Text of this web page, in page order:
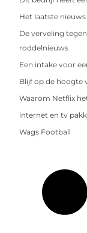
Het laatste
De verveling
roddelnieuws
Een intake voor
Blijf op de hoogte
Waarom Netflix
internet en tv
Wags Football